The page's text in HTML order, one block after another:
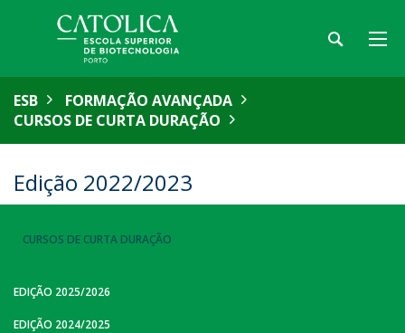
ESB
FORMAÇÃO AVANÇADA
CURSOS DE CURTA DURAÇÃO
Edição 2022/2023
CURSOS DE CURTA DURAÇÃO
EDIÇÃO 2025/2026
EDIÇÃO 2024/2025